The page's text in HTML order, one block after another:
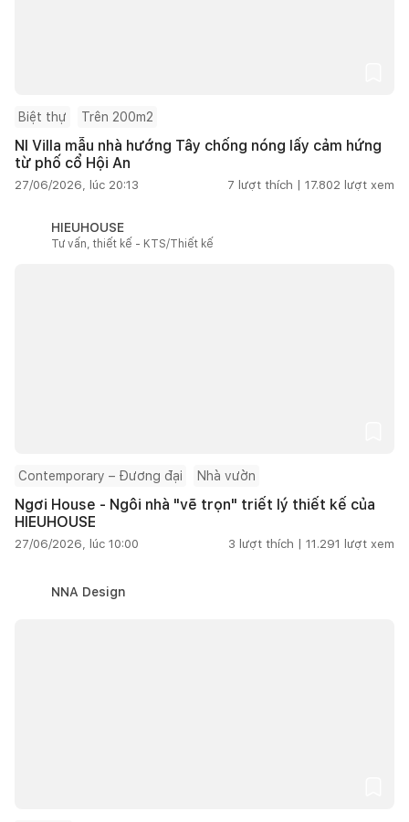
Biệt thự Trên 200m2
NI Villa mẫu nhà hướng Tây chống nóng lấy cảm hứng
từ phố cổ Hội An
27/06/2026, lúc 20:13 7 lượt thích | 17.802 lượt xem
HIEUHOUSE
Tư vấn, thiết kế - KTS/Thiết kế
Contemporary – Đương đại Nhà vườn
Ngơi House - Ngôi nhà "vẽ trọn" triết lý thiết kế của
HIEUHOUSE
27/06/2026, lúc 10:00 3 lượt thích | 11.291 lượt xem
NNA Design